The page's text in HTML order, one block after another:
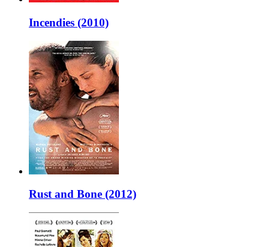
Incendies (2010)
Rust and Bone (2012)